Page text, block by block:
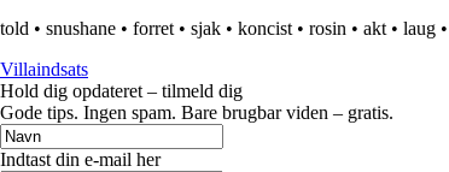
told • snushane • forret • sjak • koncist • rosin • akt • laug •
Villaindsats
Hold dig opdateret – tilmeld dig
Gode tips. Ingen spam. Bare brugbar viden – gratis.
Indtast din e-mail her